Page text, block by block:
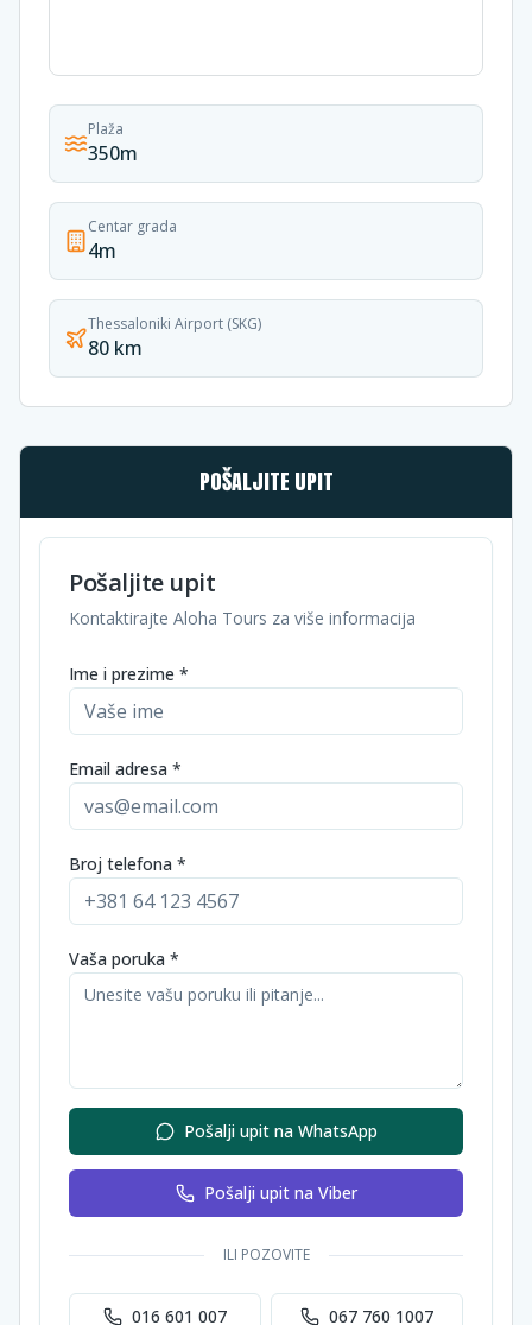
Plaža
350m
Centar grada
4m
Thessaloniki Airport (SKG)
80 km
POŠALJITE UPIT
Pošaljite upit
Kontaktirajte Aloha Tours za više informacija
Ime i prezime *
Email adresa *
Broj telefona *
Vaša poruka *
Pošalji upit na WhatsApp
Pošalji upit na Viber
ILI POZOVITE
016 601 007 067 760 1007